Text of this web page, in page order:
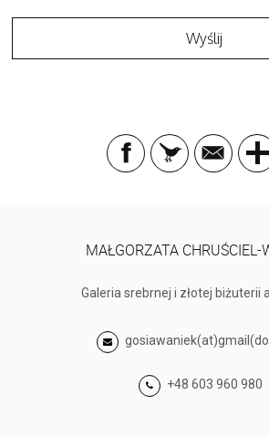
MAŁGORZATA CHRUŚCIEL-
Galeria srebrnej i złotej biżuterii
+48 603 960 980